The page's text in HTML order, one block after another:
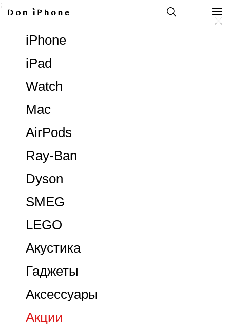
;
Акции
Аксессуары
Гаджеты
Акустика
Dyson
AirPods
Ray-Ban
LEGO
SMEG
Mac
Watch
iPad
iPhone